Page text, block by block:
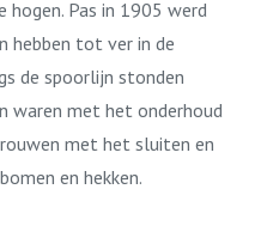
Pas in 1905 werd
hebben tot ver in de
de spoorlijn stonden
waren met het onderhoud
met het sluiten en
en hekken.